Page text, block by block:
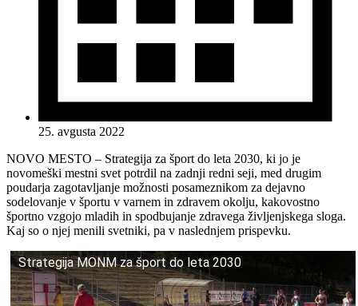
25. avgusta 2022
NOVO MESTO – Strategija za šport do leta 2030, ki jo je
novomeški mestni svet potrdil na zadnji redni seji, med drugim
poudarja zagotavljanje možnosti posameznikom za dejavno
sodelovanje v športu v varnem in zdravem okolju, kakovostno
športno vzgojo mladih in spodbujanje zdravega življenjskega sloga.
Kaj so o njej menili svetniki, pa v naslednjem prispevku.
Strategija MONM za šport do leta 2030